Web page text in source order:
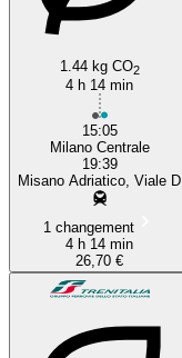
1.44 kg CO2
4 h 14 min
15:05
Milano Centrale
19:39
Misano Adriatico, Viale D
1 changement
4 h 14 min
26,70 €